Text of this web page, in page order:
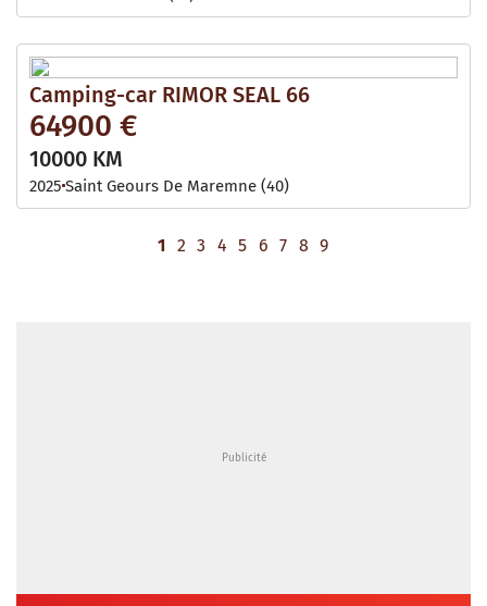
Camping-car RIMOR SEAL 66
64900 €
10000 KM
2025 Saint Geours De Maremne (40)
1 2 3 4 5 6 7 8 9